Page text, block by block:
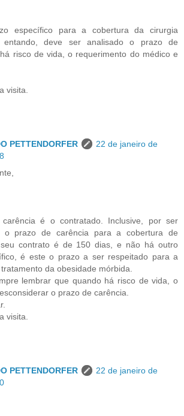
específico para a cobertura da cirurgia
entando, deve ser analisado o prazo de
risco de vida, o requerimento do médico e
visita.
PETTENDORFER
22 de janeiro de
é o contratado. Inclusive, por ser
o prazo de carência para a cobertura de
contrato é de 150 dias, e não há outro
é este o prazo a ser respeitado para a
da obesidade mórbida.
lembrar que quando há risco de vida, o
o prazo de carência.
visita.
PETTENDORFER
22 de janeiro de